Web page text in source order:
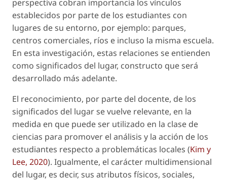
perspectiva cobran importancia los vínculos
establecidos por parte de los estudiantes con
lugares de su entorno, por ejemplo: parques,
centros comerciales, ríos e incluso la misma escuela.
En esta investigación, estas relaciones se entienden
como significados del lugar, constructo que será
desarrollado más adelante.
El reconocimiento, por parte del docente, de los
significados del lugar se vuelve relevante, en la
medida en que puede ser utilizado en la clase de
ciencias para promover el análisis y la acción de los
estudiantes respecto a problemáticas locales (Kim y
Lee, 2020). Igualmente, el carácter multidimensional
del lugar, es decir, sus atributos físicos, sociales,